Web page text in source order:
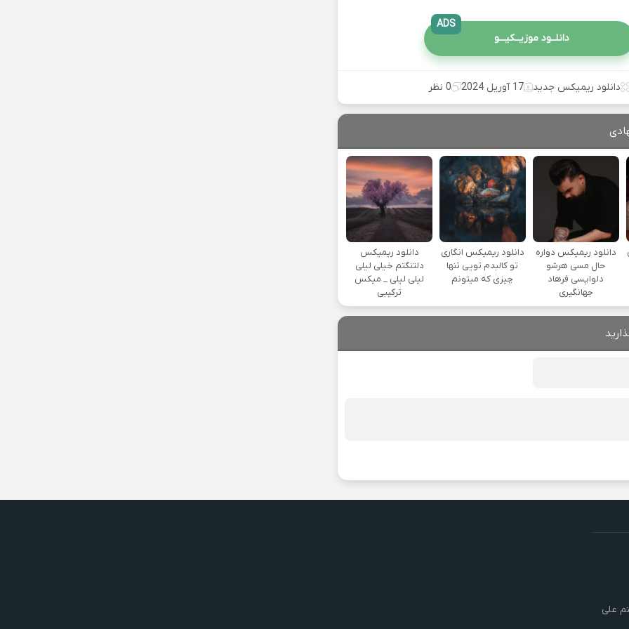
دانلــود موزیــکیـــو
ADS
دانلود ریمیکس جدید 17 آوریل 2024 0 نظر
دانلود ریمیکس دواره
حال مسی هرشو
دلواپسی فرهاد
جهانگیری
دانلود ریمیکس انگاری
تو کالبدم تویی تنها
چیزی که میتونم
دانلود ریمیکس
دلتنگتم خیلی لیلی
لیلی لیلی _ میکس
ترکیبی
علی